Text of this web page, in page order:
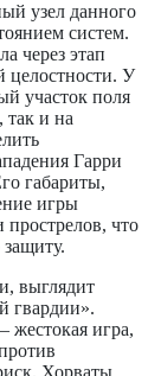
узел данного
систем.
через этап
целостности. У
участок поля
так и на
Гарри
габариты,
игры
что
выглядит
гвардии».
игра,